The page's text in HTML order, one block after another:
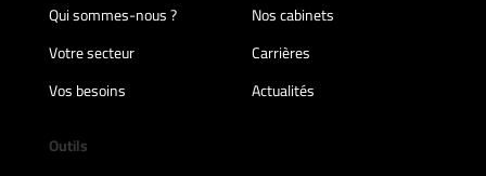
Qui sommes-nous ?
Nos cabinets
Votre secteur
Carrières
Vos besoins
Actualités
Outils